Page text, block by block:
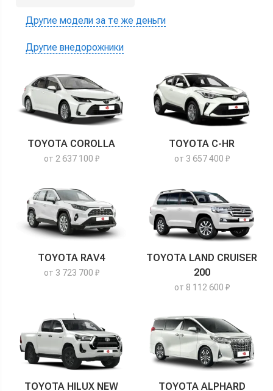
Другие модели за те же деньги
Другие внедорожники
TOYOTA COROLLA
от 2 637 100 ₽
TOYOTA C-HR
от 3 657 400 ₽
TOYOTA RAV4
от 3 723 700 ₽
TOYOTA LAND CRUISER
200
от 8 112 600 ₽
TOYOTA HILUX NEW TOYOTA ALPHARD